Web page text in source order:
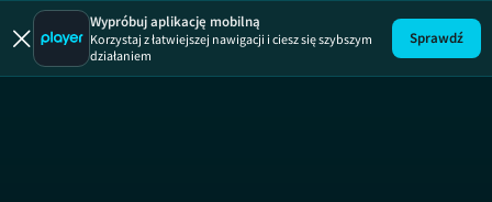
Uroda
Wypróbuj aplikację mobilną
Korzystaj z łatwiejszej nawigacji i ciesz się szybszym
działaniem
Sprawdź